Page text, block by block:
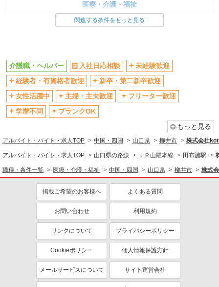
医療・介護・福祉
ボーナス・賞与あり
車通勤OK
交通費支給
社会保険あり
産休・育休取得実績あり
関連する条件をもっと見る
介護職・ヘルパー 入社日応相談
未経験歓迎
経験者・有資格者歓迎
新卒・第二新卒歓迎
女性活躍中
主婦・主夫歓迎
フリーター歓迎
学歴不問
ブランクOK
もっと見る
アルバイト・バイト・求人TOP 中国・四国 山口県 柳井市 株式会社
アルバイト・バイト・求人TOP 山口県の路線 ＪＲ山陽本線 田布施駅
職種・条件一覧 医療・介護・福祉 中国・四国 山口県 柳井市 株式
掲載ご希望のお客様へ よくある質問
お問い合わせ 利用規約
リンクについて プライバシーポリシー
Cookieポリシー 個人情報保護方針
メールサービスについて サイト運営会社